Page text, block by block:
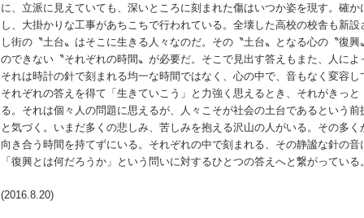
に、立派に見えていても、深いところに刻まれた傷はいつか姿を現す。確
し、大掛かりな工事があちこちで行われている。全壊した高校の校舎も新
し街の〝土台〟はそこに生きる人々なのだ。その〝土台〟となる心の〝復
のできない〝それぞれの時間〟が必要だ。そこで見出す答えもまた、人に
それは時計の針で刻まれる均一な時間ではなく、心の中で、音もなく変容
それぞれの答えを得て「生きていこう」と力強く思えるとき、それがきっ
る。それは個々人の問題に思えるが、人々こそが社会の土台であるという
と気づく。いまだ多くの悲しみ、苦しみを抱える沢山の人がいる。その多
向き合う時間を持てずにいる。それぞれの中で刻まれる、その静謐な針の
「復興とは何だろうか」という問いに対するひとつの答えへと繋がっている
(2016.8.20)